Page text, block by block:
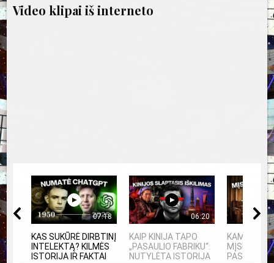
Video klipai iš interneto
07:18
KAS SUKŪRĖ DIRBTINĮ
INTELEKTĄ? KILMĖS
ISTORIJA IR FAKTAI
06:20
KAIP KINIJA TAPO
„PASAULIO FABRIKU“:
NUTYLĖTA ISTORIJA
MĮSLINGA
PASLAPTIS